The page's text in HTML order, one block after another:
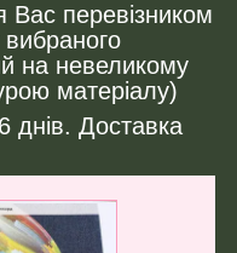
перевізником
на невеликому
матеріалу)
днів. Доставка